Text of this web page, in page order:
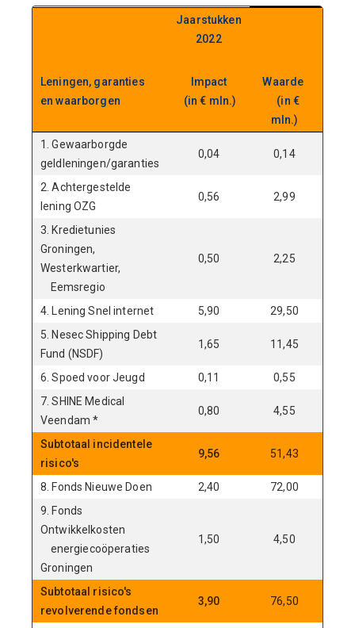
Jaarstukken
2022
Leningen, garanties
en waarborgen
Impact
(in € mln.)
Waarde
(in €
mln.)
1. Gewaarborgde
geldleningen/garanties
0,04 0,14
2. Achtergestelde
lening OZG
0,56 2,99
3. Kredietunies
Groningen,
Westerkwartier,
Eemsregio
0,50 2,25
4. Lening Snel internet 5,90 29,50
5. Nesec Shipping Debt
Fund (NSDF)
1,65 11,45
6. Spoed voor Jeugd 0,11 0,55
7. SHINE Medical
Veendam *
0,80 4,55
Subtotaal incidentele
risico's
9,56 51,43
8. Fonds Nieuwe Doen 2,40 72,00
9. Fonds
Ontwikkelkosten
energiecoöperaties
Groningen
1,50 4,50
Subtotaal risico's
revolverende fondsen
3,90 76,50